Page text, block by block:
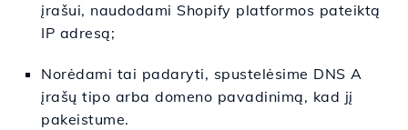
įrašui, naudodami Shopify platformos pateiktą
IP adresą;
Norėdami tai padaryti, spustelėsime DNS A
įrašų tipo arba domeno pavadinimą, kad jį
pakeistume.